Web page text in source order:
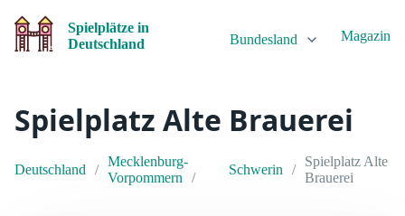
Spielplätze in
Deutschland
Bundesland Magazin
Spielplatz Alte Brauerei
Deutschland
Mecklenburg-
Vorpommern
Schwerin
Spielplatz Alte
Brauerei